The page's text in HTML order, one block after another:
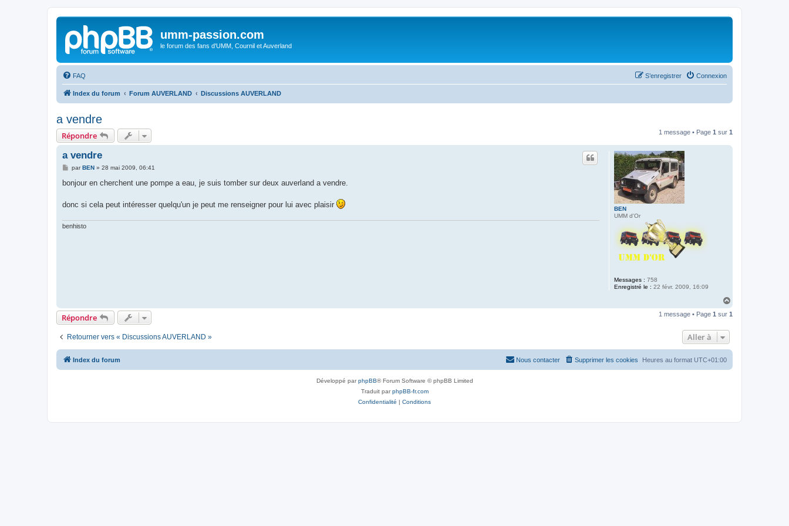
umm-passion.com
le forum des fans d'UMM, Cournil et Auverland
FAQ Connexion
S’enregistrer
Index du forum Forum AUVERLAND Discussions AUVERLAND
a vendre
Répondre 1 message • Page 1 sur 1
BEN
UMM d'Or
Messages : 758
Enregistré le : 22 févr. 2009, 16:09
a vendre
M
s
g
e
parBEN» 28 mai 2009, 06:41
bonjour en cherchent une pompe a eau, je suis tomber sur deux auverland a vendre.
donc si cela peut intéresser quelqu'un je peut me renseigner pour lui avec plaisir
benhisto
u
Répondre 1 message • Page 1 sur 1
Retourner vers « Discussions AUVERLAND » Aller à
Index du forum Heures au format UTC+01:00
Supprimer les cookies
Nous contacter
Développé parphpBB® Forum Software © phpBB Limited
Traduit parphpBB-fr.com
Confidentialité | Conditions